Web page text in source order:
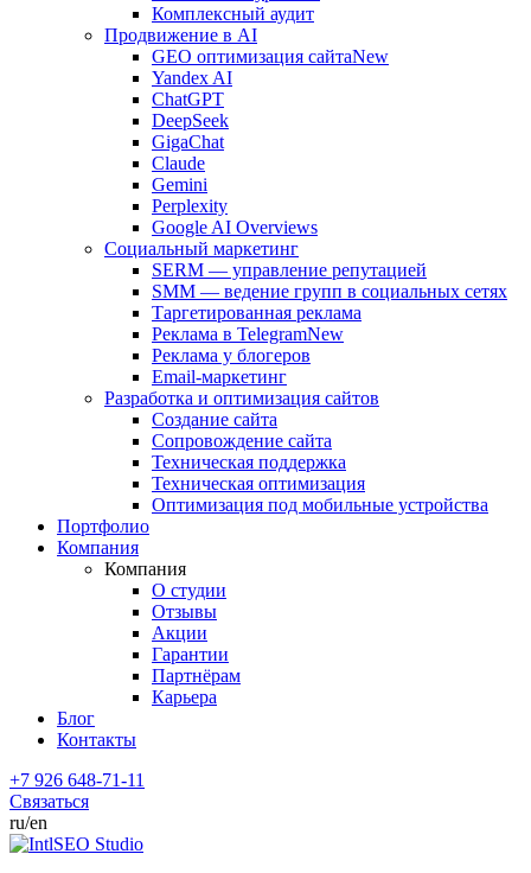
Комплексный аудит
Продвижение в AI
GEO оптимизация сайтаNew
Yandex AI
ChatGPT
DeepSeek
GigaChat
Claude
Gemini
Perplexity
Google AI Overviews
Социальный маркетинг
SERM — управление репутацией
SMM — ведение групп в социальных сетях
Таргетированная реклама
Реклама в TelegramNew
Реклама у блогеров
Email-маркетинг
Разработка и оптимизация сайтов
Создание сайта
Сопровождение сайта
Техническая поддержка
Техническая оптимизация
Оптимизация под мобильные устройства
Портфолио
Компания
Компания
О студии
Отзывы
Акции
Гарантии
Партнёрам
Карьера
Блог
Контакты
+7 926 648-71-11
Связаться
ru/en